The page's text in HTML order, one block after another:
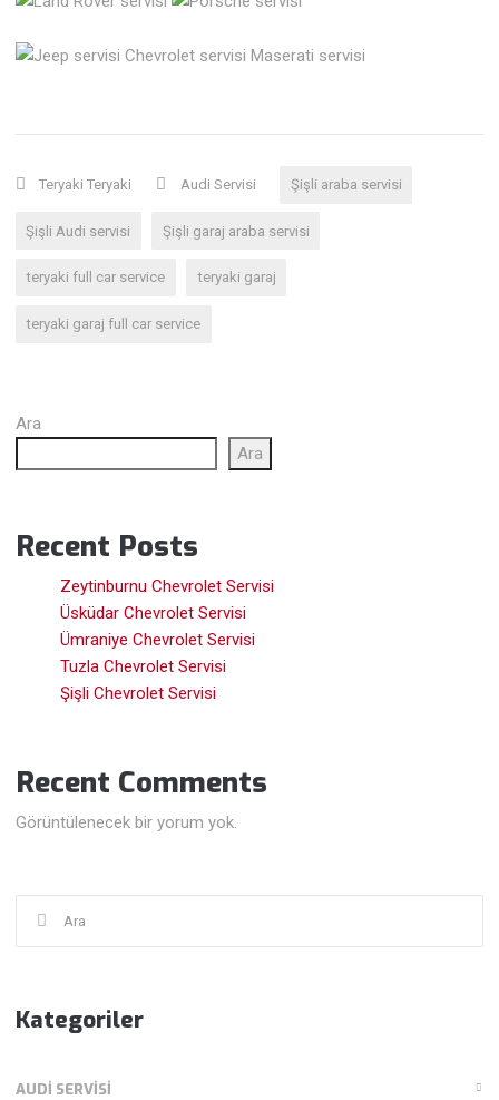
Teryaki Teryaki Audi Servisi Şişli araba servisi
Şişli Audi servisi Şişli garaj araba servisi
teryaki full car service teryaki garaj
teryaki garaj full car service
Ara
Ara
Recent Posts
Zeytinburnu Chevrolet Servisi
Üsküdar Chevrolet Servisi
Ümraniye Chevrolet Servisi
Tuzla Chevrolet Servisi
Şişli Chevrolet Servisi
Recent Comments
Görüntülenecek bir yorum yok.
Kategoriler
AUDI SERVISI